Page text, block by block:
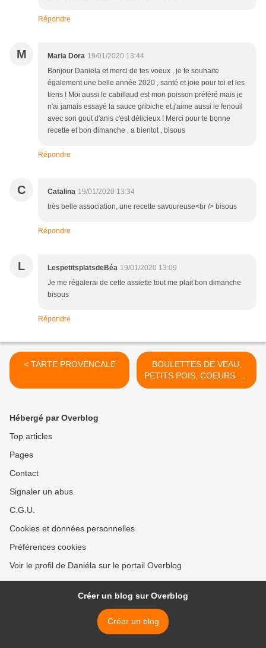
Répondre
M Maria Dora 19/01/2020 13:44
Bonjour Daniela et merci de tes voeux , je te souhaite
également une belle année 2020 , santé et joie pour toi et les
tiens ! Moi aussi le cabillaud est mon poisson préféré mais je
n'ai jamais essayé la sauce gribiche et j'aime aussi le fenouil
avec son gout d'anis c'est délicieux ! Merci pour te bonne
recette et bon dimanche , a bientot , bisous
Répondre
C Catalina 19/01/2020 13:34
très belle association, une recette savoureuse<br /> bisous
Répondre
L LespetitsplatsdeBéa 19/01/2020 13:09
Je me régalerai de cette assiette tout me plait bon dimanche
bisous
Répondre
< TARTE PROVENCALE
BOULETTES DE VEAU,
PETITS POIS, COEURS DE
LAITUE ET POMMES DE
Hébergé par Overblog
Top articles
Pages
Contact
Signaler un abus
C.G.U.
Cookies et données personnelles
Préférences cookies
Voir le profil de Daniéla sur le portail Overblog
Créer un blog sur Overblog
Créer un blog